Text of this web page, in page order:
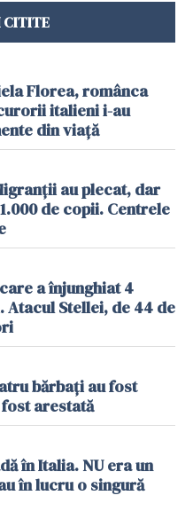
CITITE
Florea, românca
italieni i-au
din viață
au plecat, dar
de copii. Centrele
a înjunghiat 4
Stellei, de 44 de
bărbați au fost
arestată
în Italia. NU era un
în lucru o singură